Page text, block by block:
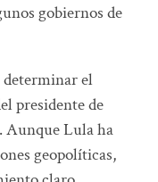
gobiernos de
determinar el
presidente de
Aunque Lula ha
geopolíticas,